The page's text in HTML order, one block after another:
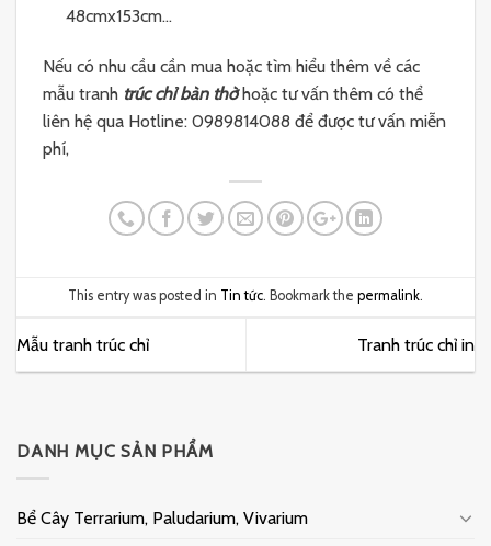
48cmx153cm…
Nếu có nhu cầu cần mua hoặc tìm hiểu thêm về các
mẫu tranh trúc chỉ bàn thờhoặc tư vấn thêm có thể
liên hệ qua Hotline: 0989814088 để được tư vấn miễn
phí,
This entry was posted in Tin tức. Bookmark the permalink.
Mẫu tranh trúc chỉ Tranh trúc chỉ in
DANH MỤC SẢN PHẨM
Bể Cây Terrarium, Paludarium, Vivarium